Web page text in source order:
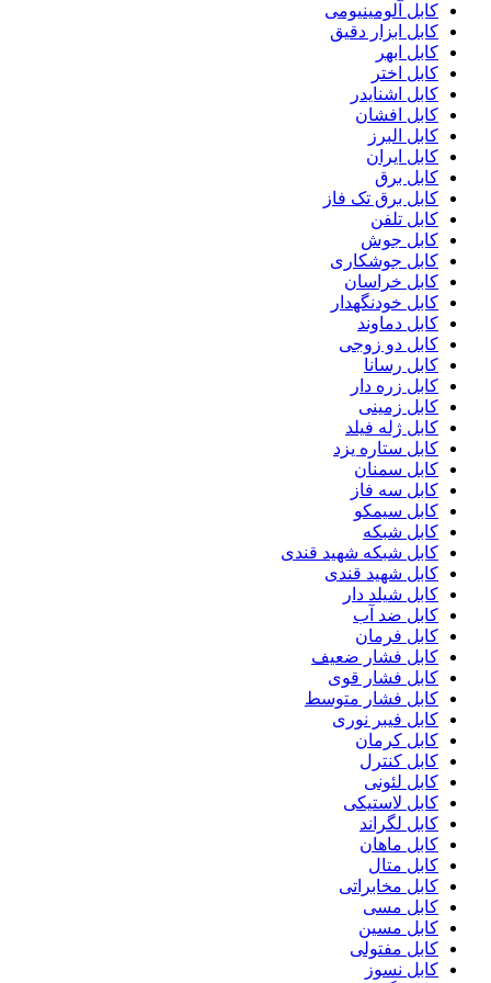
کابل آلومینیومی
کابل ابزار دقیق
کابل ابهر
کابل اختر
کابل اشنایدر
کابل افشان
کابل البرز
کابل ایران
کابل برق
کابل برق تک فاز
کابل تلفن
کابل جوش
کابل جوشکاری
کابل خراسان
کابل خودنگهدار
کابل دماوند
کابل دو زوجی
کابل رسانا
کابل زره دار
کابل زمینی
کابل ژله فیلد
کابل ستاره یزد
کابل سمنان
کابل سه فاز
کابل سیمکو
کابل شبکه
کابل شبکه شهید قندی
کابل شهید قندی
کابل شیلد دار
کابل ضد آب
کابل فرمان
کابل فشار ضعیف
کابل فشار قوی
کابل فشار متوسط
کابل فیبر نوری
کابل کرمان
کابل کنترل
کابل لئونی
کابل لاستیکی
کابل لگراند
کابل ماهان
کابل متال
کابل مخابراتی
کابل مسی
کابل مسین
کابل مفتولی
کابل نسوز